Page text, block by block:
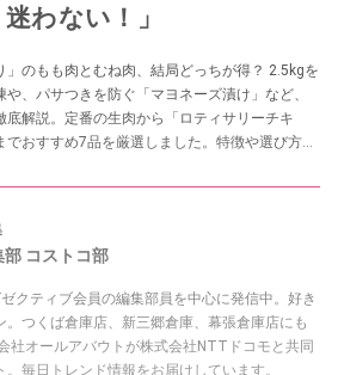
わない！」
」のもも肉とむね肉、結局どっちが得？ 2.5kgを
、パサつきを防ぐ「マヨネーズ漬け」など、
解説。定番の生肉から「ロティサリーチキ
おすすめ7品を厳選しました。特徴や選び方の
コストコ部
クティブ会員の編集部員を中心に発信中。好き
。つくば倉庫店、新三郷倉庫、幕張倉庫店にも
社オールアバウトが株式会社NTTドコモと共同
毎日トレンド情報をお届けしています。